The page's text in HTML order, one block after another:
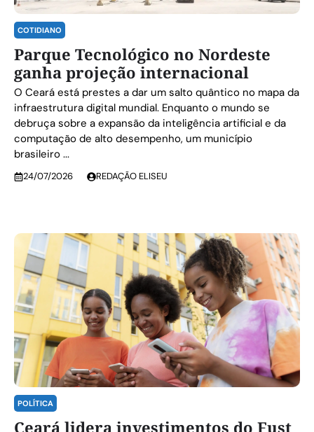
COTIDIANO
Parque Tecnológico no Nordeste
ganha projeção internacional
O Ceará está prestes a dar um salto quântico no mapa da
infraestrutura digital mundial. Enquanto o mundo se
debruça sobre a expansão da inteligência artificial e da
computação de alto desempenho, um município
brasileiro ...
24/07/2026 REDAÇÃO ELISEU
POLÍTICA
Ceará lidera investimentos do Fust